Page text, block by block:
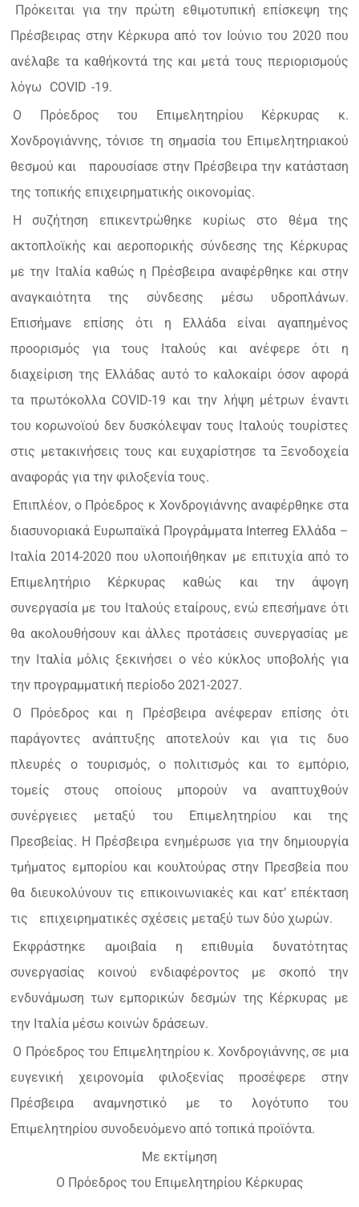
Πρόκειται για την πρώτη εθιμοτυπική επίσκεψη της
Πρέσβειρας στην Κέρκυρα από τον Ιούνιο του 2020 που
ανέλαβε τα καθήκοντά της και μετά τους περιορισμούς
λόγω COVID -19.
Ο Πρόεδρος του Επιμελητηρίου Κέρκυρας κ.
Χονδρογιάννης, τόνισε τη σημασία του Επιμελητηριακού
θεσμού και
παρουσίασε στην Πρέσβειρα την κατάσταση
της τοπικής επιχειρηματικής οικονομίας.
Η συζήτηση επικεντρώθηκε κυρίως στο θέμα της
ακτοπλοϊκής και αεροπορικής σύνδεσης της Κέρκυρας
με την Ιταλία καθώς η Πρέσβειρα αναφέρθηκε και στην
αναγκαιότητα της σύνδεσης μέσω υδροπλάνων.
Επισήμανε επίσης ότι η Ελλάδα είναι αγαπημένος
προορισμός για τους Ιταλούς και ανέφερε ότι η
διαχείριση της Ελλάδας αυτό το καλοκαίρι όσον αφορά
τα πρωτόκολλα COVID-19 και την λήψη μέτρων έναντι
του κορωνοϊού δεν δυσκόλεψαν τους Ιταλούς τουρίστες
στις μετακινήσεις τους και ευχαρίστησε τα Ξενοδοχεία
αναφοράς για την φιλοξενία τους.
Επιπλέον, ο Πρόεδρος κ Χονδρογιάννης αναφέρθηκε στα
διασυνοριακά Ευρωπαϊκά Προγράμματα Interreg Ελλάδα –
Ιταλία 2014-2020 που υλοποιήθηκαν με επιτυχία από το
Επιμελητήριο Κέρκυρας καθώς και την άψογη
συνεργασία με του Ιταλούς εταίρους, ενώ επεσήμανε ότι
θα ακολουθήσουν και άλλες προτάσεις συνεργασίας με
την Ιταλία μόλις ξεκινήσει ο νέο κύκλος υποβολής για
την προγραμματική περίοδο 2021-2027.
Ο Πρόεδρος και η Πρέσβειρα ανέφεραν επίσης ότι
παράγοντες ανάπτυξης αποτελούν και για τις δυο
πλευρές ο τουρισμός, ο πολιτισμός και το εμπόριο,
τομείς στους οποίους μπορούν να αναπτυχθούν
συνέργειες μεταξύ του Επιμελητηρίου και της
Πρεσβείας. Η Πρέσβειρα ενημέρωσε για την δημιουργία
τμήματος εμπορίου και κουλτούρας στην Πρεσβεία που
θα διευκολύνουν τις επικοινωνιακές και κατ’ επέκταση
τις
επιχειρηματικές σχέσεις μεταξύ των δύο χωρών.
Εκφράστηκε αμοιβαία η επιθυμία δυνατότητας
συνεργασίας κοινού ενδιαφέροντος με σκοπό την
ενδυνάμωση των εμπορικών δεσμών της Κέρκυρας με
την Ιταλία μέσω κοινών δράσεων.
Ο Πρόεδρος του Επιμελητηρίου κ. Χονδρογιάννης, σε μια
ευγενική χειρονομία φιλοξενίας προσέφερε στην
Πρέσβειρα αναμνηστικό με το λογότυπο του
Επιμελητηρίου συνοδευόμενο από τοπικά προϊόντα.
Με εκτίμηση
Ο Πρόεδρος του Επιμελητηρίου Κέρκυρας